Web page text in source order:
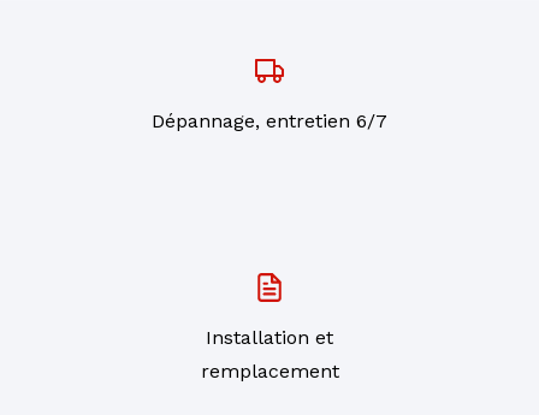
Dépannage, entretien 6/7
Installation et
remplacement